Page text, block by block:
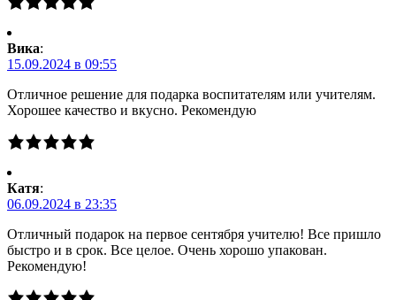
Вика:
15.09.2024 в 09:55
Отличное решение для подарка воспитателям или учителям.
Хорошее качество и вкусно. Рекомендую
Катя:
06.09.2024 в 23:35
Отличный подарок на первое сентября учителю! Все пришло
быстро и в срок. Все целое. Очень хорошо упакован.
Рекомендую!